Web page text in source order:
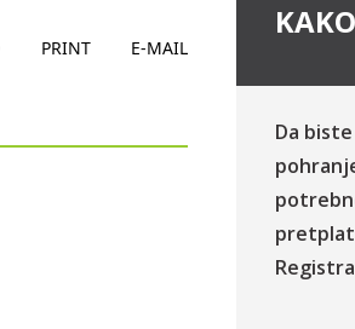
PRINT E-MAIL
Da